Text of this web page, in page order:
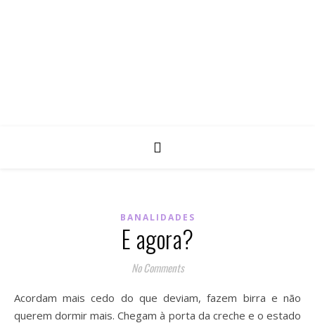
BANALIDADES
E agora?
No Comments
Acordam mais cedo do que deviam, fazem birra e não
querem dormir mais. Chegam à porta da creche e o estado